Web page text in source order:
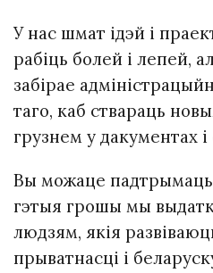
У нас шмат ідэй і
рабіць болей і лепей,
забірае
таго, каб ствараць
грузнем у дакументах і
Вы можаце падтрымаць
гэтыя грошы мы
людзям, якія
прыватнасці і